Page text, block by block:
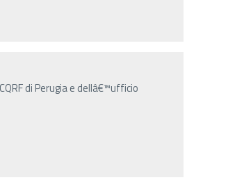
di Perugia e dellâ€™ufficio